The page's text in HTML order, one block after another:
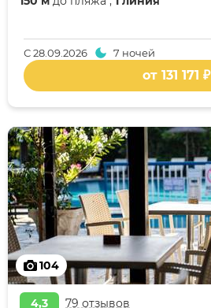
С28.09.2026 7 ночей
от 131 171 ₽
104
4,3 79 отзывов